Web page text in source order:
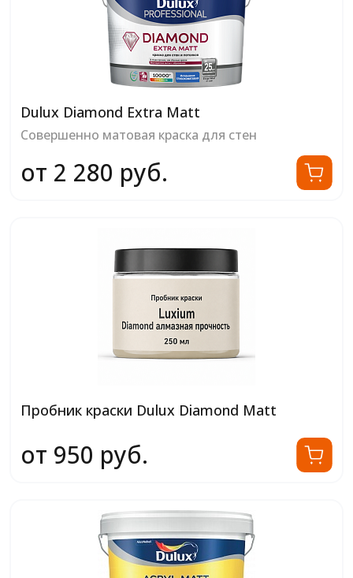
Dulux Diamond Extra Matt
Совершенно матовая краска для стен
от 2 280 руб.
Пробник краски Dulux Diamond Matt
от 950 руб.